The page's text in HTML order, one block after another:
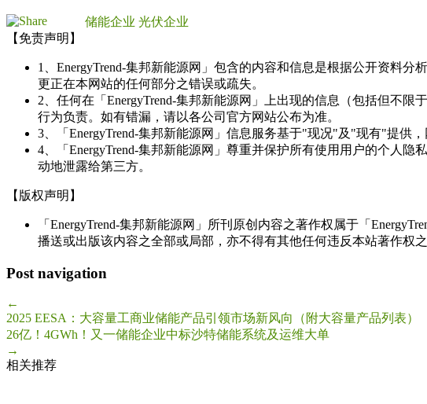
储能企业 光伏企业
【免责声明】
1、EnergyTrend-集邦新能源网」包含的内容和信息是根据公开资料
更正在本网站的任何部分之错误或疏失。
2、任何在「EnergyTrend-集邦新能源网」上出现的信息（包括但不
行为负责。如有错漏，请以各公司官方网站公布为准。
3、「EnergyTrend-集邦新能源网」信息服务基于"现况"及"现有"提供
4、「EnergyTrend-集邦新能源网」尊重并保护所有使用用户的个人
动地泄露给第三方。
【版权声明】
「EnergyTrend-集邦新能源网」所刊原创内容之著作权属于「
播送或出版该内容之全部或局部，亦不得有其他任何违反本站著作权之
Post navigation
←
2025 EESA：大容量工商业储能产品引领市场新风向（附大容量产品列表）
26亿！4GWh！又一储能企业中标沙特储能系统及运维大单
→
相关推荐